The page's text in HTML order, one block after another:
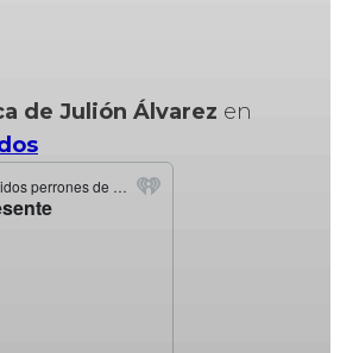
de Julión Álvarez en